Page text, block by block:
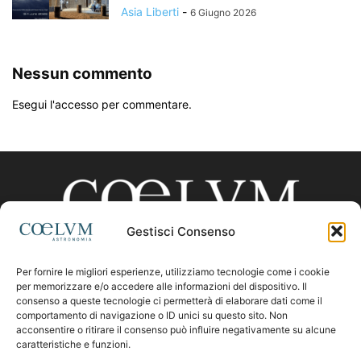
Gestisci Consenso
Per fornire le migliori esperienze, utilizziamo tecnologie come i cookie
per memorizzare e/o accedere alle informazioni del dispositivo. Il
consenso a queste tecnologie ci permetterà di elaborare dati come il
comportamento di navigazione o ID unici su questo sito. Non
acconsentire o ritirare il consenso può influire negativamente su alcune
caratteristiche e funzioni.
Asia Liberti - 6 Giugno 2026
Nessun commento
Esegui l'accesso per commentare.
CHI SIAMO
Contattaci:coelumastro@coelum.com